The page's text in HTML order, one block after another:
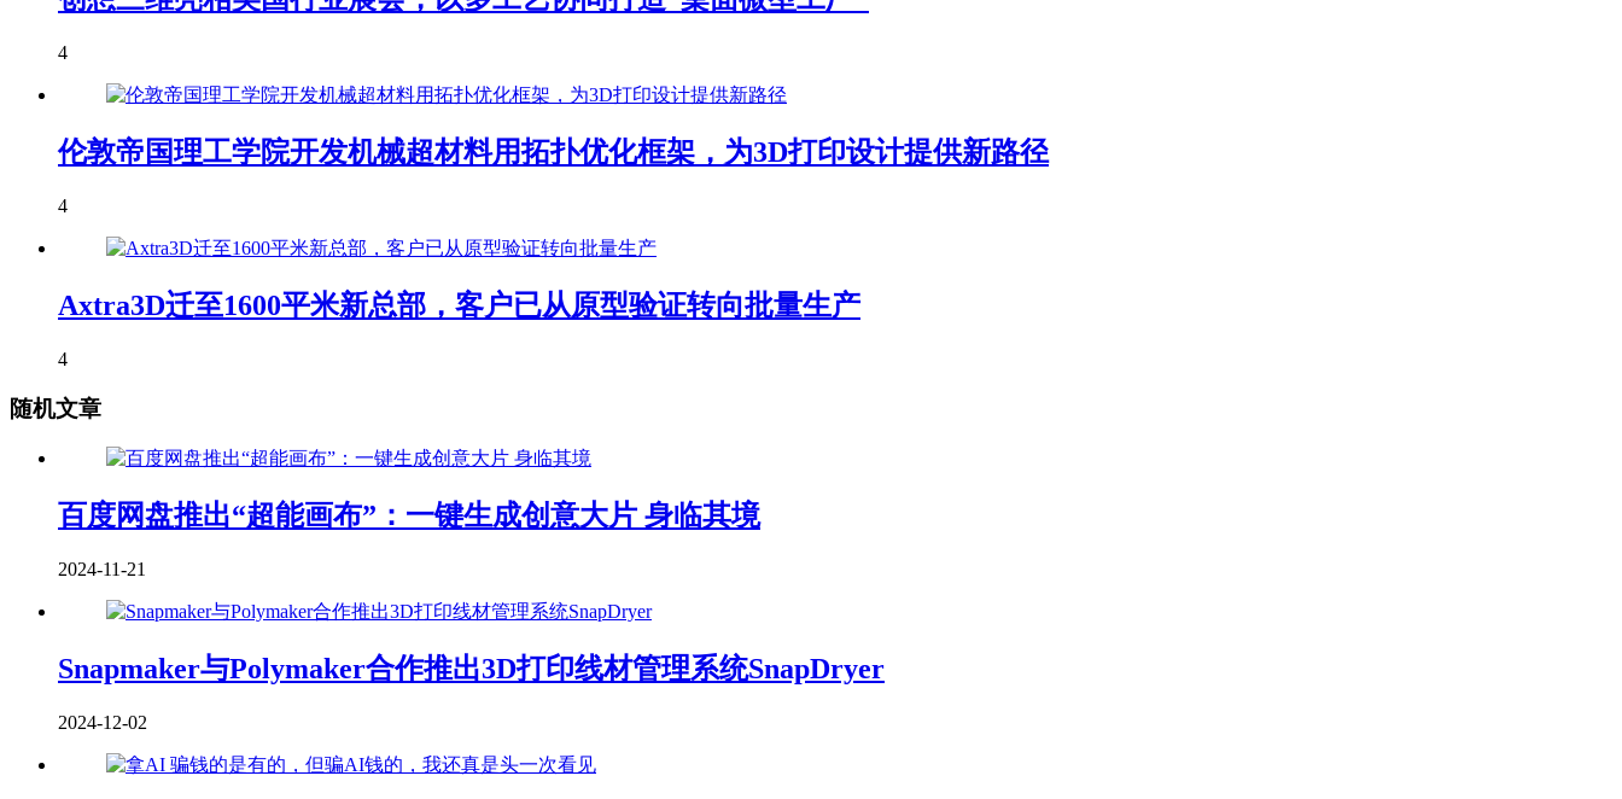
4
伦敦帝国理工学院开发机械超材料用拓扑优化框架，为3D打印设计提供新路径
4
Axtra3D迁至1600平米新总部，客户已从原型验证转向批量生产
4
随机文章
百度网盘推出“超能画布”：一键生成创意大片 身临其境
2024-11-21
Snapmaker与Polymaker合作推出3D打印线材管理系统SnapDryer
2024-12-02